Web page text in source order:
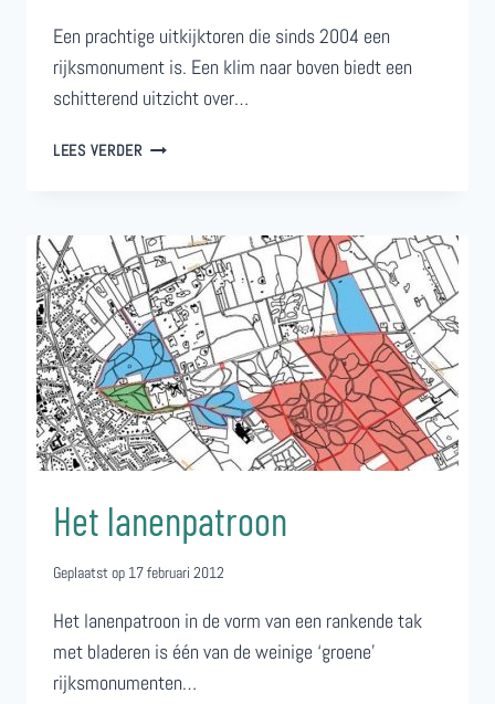
Een prachtige uitkijktoren die sinds 2004 een
rijksmonument is. Een klim naar boven biedt een
schitterend uitzicht over…
LEES VERDERDE
Het lanenpatroon
Geplaatst op 17 februari 2012
Het lanenpatroon in de vorm van een rankende tak
met bladeren is één van de weinige ‘groene’
rijksmonumenten…